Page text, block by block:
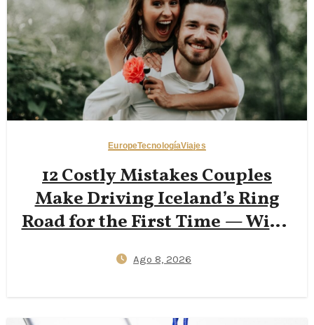
EuropeTecnologíaViajes
12 Costly Mistakes Couples
Make Driving Iceland’s Ring
Road for the First Time — Wind
Bridge Stress, and 2026
Ago 8, 2026